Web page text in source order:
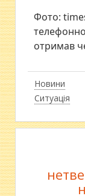
Новини
Ситуація
Фото:
отримав